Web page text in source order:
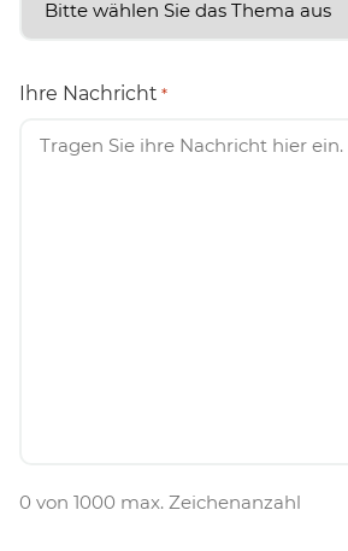
Ihre Nachricht *
0 von 1000 max. Zeichenanzahl